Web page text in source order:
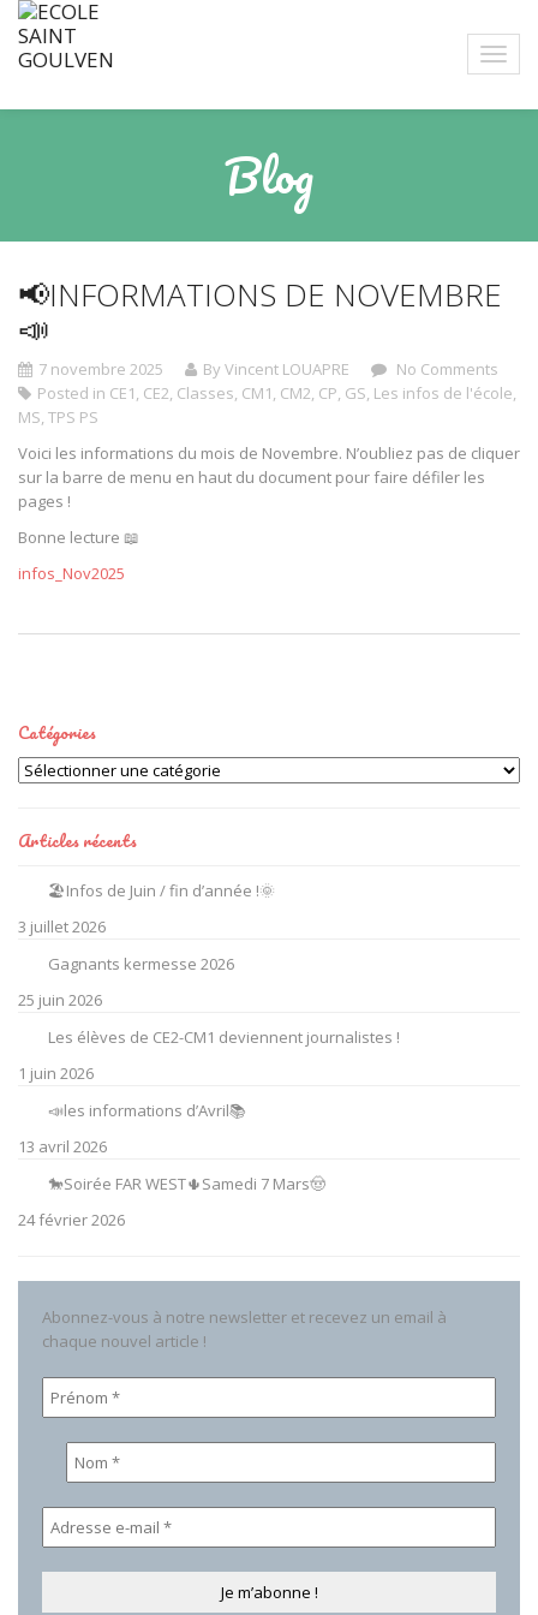
Blog
📢INFORMATIONS DE NOVEMBRE
📣
7 novembre 2025 By Vincent LOUAPRE
No Comments
Posted in CE1, CE2, Classes, CM1, CM2, CP, GS, Les infos de l'école,
MS, TPS PS
Voici les informations du mois de Novembre. N’oubliez pas de cliquer
sur la barre de menu en haut du document pour faire défiler les
pages !
Bonne lecture 📖
infos_Nov2025
Catégories
Catégories
Articles récents
🏖️Infos de Juin / fin d’année !🌞
3 juillet 2026
Gagnants kermesse 2026
25 juin 2026
Les élèves de CE2-CM1 deviennent journalistes !
1 juin 2026
📣les informations d’Avril📚
13 avril 2026
🐎Soirée FAR WEST🌵Samedi 7 Mars🤠
24 février 2026
Abonnez-vous à notre newsletter et recevez un email à
chaque nouvel article !